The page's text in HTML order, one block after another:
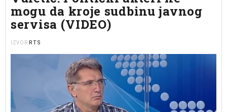
mogu da kroje sudbinu javnog
servisa (VIDEO)
IZVOR RTS